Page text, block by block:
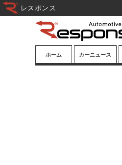
ホーム カーニュース
レスポンス